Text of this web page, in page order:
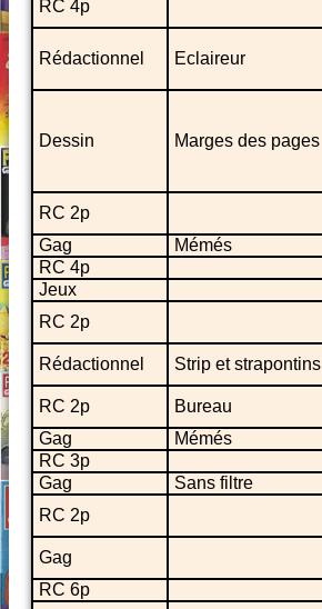
RC 4p
Rédactionnel Eclaireur
Dessin Marges des pages
RC 2p
Gag
Mémés
RC 4p
Jeux
RC 2p
Rédactionnel Strip et strapontins
RC 2p Bureau
Gag
Mémés
RC 3p
Gag
Sans filtre
RC 2p
Gag
RC 6p